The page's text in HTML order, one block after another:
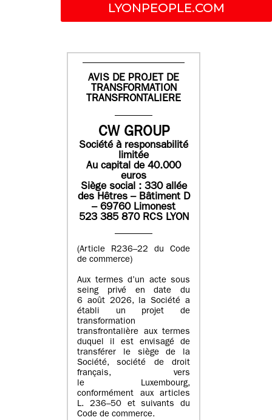
LYONPEOPLE.COM
AVIS DE PROJET DE
TRANSFORMATION
TRANSFRONTALIERE
CW GROUP
Société à responsabilité
limitée
Au capital de 40.000
euros
Siège social : 330 allée
des Hêtres – Bâtiment D
– 69760 Limonest
523 385 870 RCS LYON
(Article R236–22 du Code
de commerce)
Aux termes d’un acte sous
seing privé en date du
6 août 2026, la Société a
établi un projet de
transformation
transfrontalière aux termes
duquel il est envisagé de
transférer le siège de la
Société, société de droit
français, vers
le Luxembourg,
conformément aux articles
L. 236–50 et suivants du
Code de commerce.